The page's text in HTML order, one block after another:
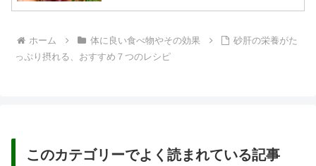
ホーム 体に良い食べ物やその効果
砂肝の栄養がた
っぷり摂れる、おすすめ７つのレシピ
このカテゴリーでよく読まれている記事